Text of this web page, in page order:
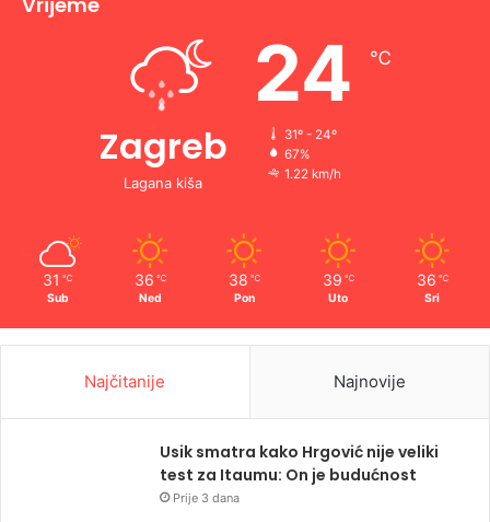
Zagreb
Lagana kiša
24 ℃
31º - 24º
67%
1.22 km/h
31 ℃
Sub
36 ℃
Ned
38 ℃
Pon
39 ℃
Uto
36 ℃
Sri
Najčitanije Najnovije
Usik smatra kako Hrgović nije veliki
test za Itaumu: On je budućnost
Prije 3 dana